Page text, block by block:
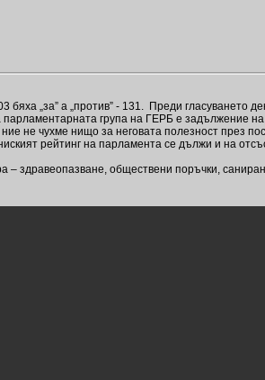
„за” а „против” - 131. Преди гласуването
група на ГЕРБ е задължение
не чухме нищо за неговата полезност през
рейтинг на парламента се дължи и на
– здравеопазване, обществени поръчки,